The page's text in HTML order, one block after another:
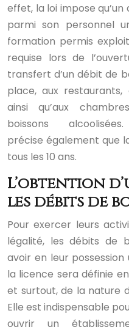
effet, la loi impose
parmi son personnel
formation permis
requise lors de
transfert d’un débit de
place, aux
ainsi qu’aux
boissons
précise également que
tous les 10 ans.
L’obtention
les débits de
Pour exercer leurs
légalité, les débits de
avoir en leur
la licence sera définie
et surtout, de la nature
Elle est indispensable
ouvrir un